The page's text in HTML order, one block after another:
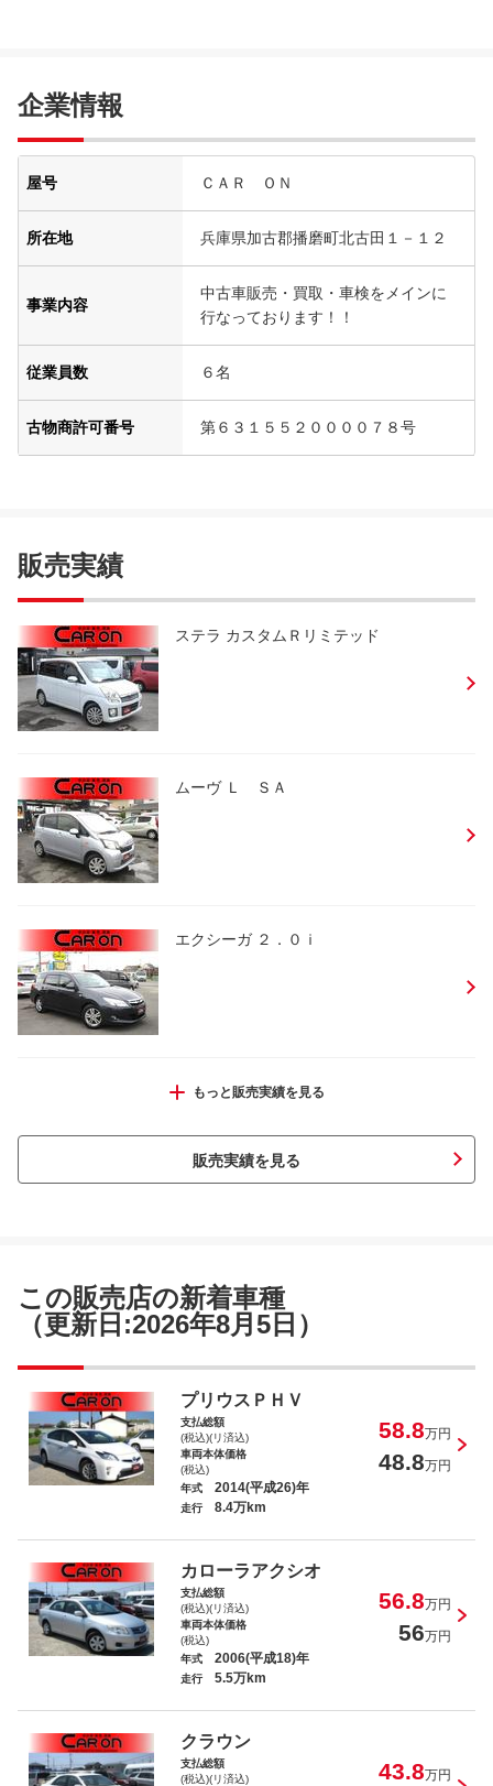
企業情報
屋号 ＣＡＲ ＯＮ
所在地 兵庫県加古郡播磨町北古田１－１２
事業内容
中古車販売・買取・車検をメインに
行なっております！！
従業員数 ６名
古物商許可番号 第６３１５５２００００７８号
販売実績
ステラ カスタムＲリミテッド
ムーヴ Ｌ ＳＡ
エクシーガ ２．０ｉ
フィットシャトル １５Ｘ Ｓパッケー
ＡＺワゴン ＸＧ
もっと販売実績を見る
販売実績を見る
この販売店の新着車種
（更新日:2026年8月5日）
プリウスＰＨＶ
支払総額
(税込)(リ済込)
58.8万円
車両本体価格
(税込)
48.8万円
年式 2014(平成26)年
走行 8.4万km
カローラアクシオ
支払総額
(税込)(リ済込)
56.8万円
車両本体価格
(税込)
56万円
年式 2006(平成18)年
走行 5.5万km
クラウン
支払総額
(税込)(リ済込)
43.8万円